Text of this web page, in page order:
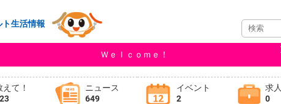
生活情報
Ｗｅｌｃｏｍｅ！
えて！
ニュース
649
イベント
2
求人
0